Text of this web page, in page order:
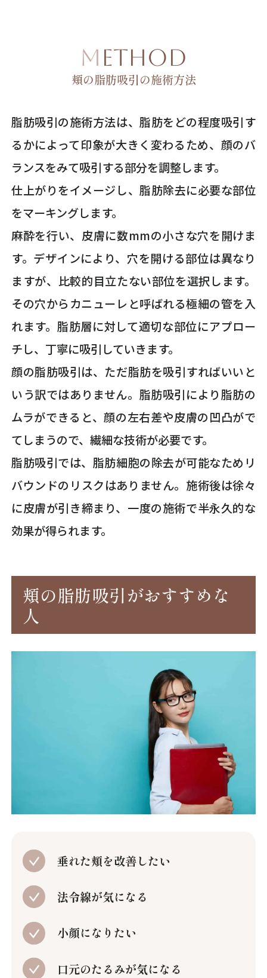
METHOD
頬の脂肪吸引の施術方法
脂肪吸引の施術方法は、脂肪をどの程度吸引す
るかによって印象が大きく変わるため、顔のバ
ランスをみて吸引する部分を調整します。
仕上がりをイメージし、脂肪除去に必要な部位
をマーキングします。
麻酔を行い、皮膚に数mmの小さな穴を開けま
す。デザインにより、穴を開ける部位は異なり
ますが、比較的目立たない部位を選択します。
その穴からカニューレと呼ばれる極細の管を入
れます。脂肪層に対して適切な部位にアプロー
チし、丁寧に吸引していきます。
顔の脂肪吸引は、ただ脂肪を吸引すればいいと
いう訳ではありません。脂肪吸引により脂肪の
ムラができると、顔の左右差や皮膚の凹凸がで
てしまうので、繊細な技術が必要です。
脂肪吸引では、脂肪細胞の除去が可能なためリ
バウンドのリスクはありません。施術後は徐々
に皮膚が引き締まり、一度の施術で半永久的な
効果が得られます。
頬の脂肪吸引がおすすめな
人
垂れた頬を改善したい
法令線が気になる
小顔になりたい
口元のたるみが気になる